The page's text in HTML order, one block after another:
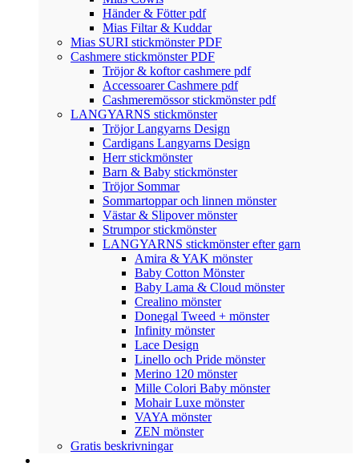
Händer & Fötter pdf
Mias Filtar & Kuddar
Mias SURI stickmönster PDF
Cashmere stickmönster PDF
Tröjor & koftor cashmere pdf
Accessoarer Cashmere pdf
Cashmeremössor stickmönster pdf
LANGYARNS stickmönster
Tröjor Langyarns Design
Cardigans Langyarns Design
Herr stickmönster
Barn & Baby stickmönster
Tröjor Sommar
Sommartoppar och linnen mönster
Västar & Slipover mönster
Strumpor stickmönster
LANGYARNS stickmönster efter garn
Amira & YAK mönster
Baby Cotton Mönster
Baby Lama & Cloud mönster
Crealino mönster
Donegal Tweed + mönster
Infinity mönster
Lace Design
Linello och Pride mönster
Merino 120 mönster
Mille Colori Baby mönster
Mohair Luxe mönster
VAYA mönster
ZEN mönster
Gratis beskrivningar